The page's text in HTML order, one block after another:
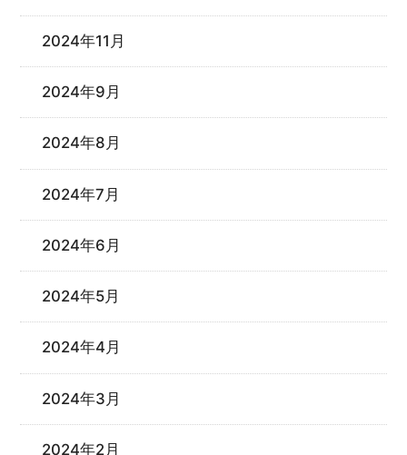
2024年11月
2024年9月
2024年8月
2024年7月
2024年6月
2024年5月
2024年4月
2024年3月
2024年2月